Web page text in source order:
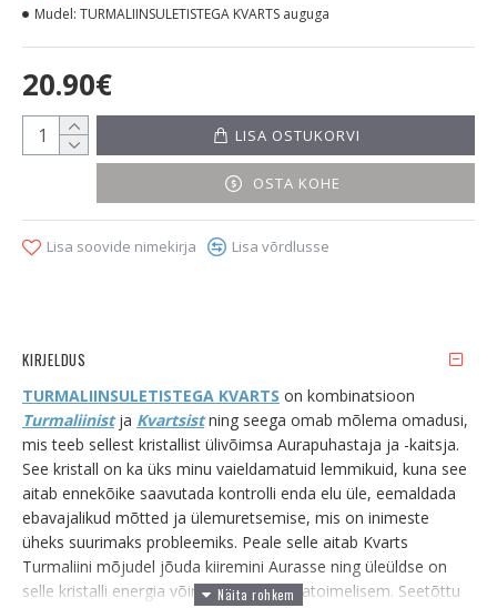
20.90€
Mudel: TURMALIINSULETISTEGA KVARTS auguga
LISA OSTUKORVI
OSTA KOHE
Lisa soovide nimekirja Lisa võrdlusse
KIRJELDUS
TURMALIINSULETISTEGA KVARTS on kombinatsioon
Turmaliinistja Kvartsistning seega omab mõlema omadusi,
mis teeb sellest kristallist ülivõimsa Aurapuhastaja ja -kaitsja.
See kristall on ka üks minu vaieldamatuid lemmikuid, kuna see
aitab ennekõike saavutada kontrolli enda elu üle, eemaldada
ebavajalikud mõtted ja ülemuretsemise, mis on inimeste
üheks suurimaks probleemiks. Peale selle aitab Kvarts
Turmaliini mõjudel jõuda kiiremini Aurasse ning üleüldse on
selle kristalli energia võimsam ja kiirematoimelisem. Seetõttu